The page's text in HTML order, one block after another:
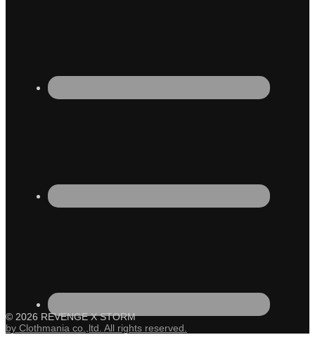
© 2026 REVENGE X STORM
by Clothmania co.,ltd. All rights reserved.